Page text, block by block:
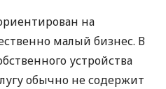
на
малый бизнес. В
устройства
обычно не содержит